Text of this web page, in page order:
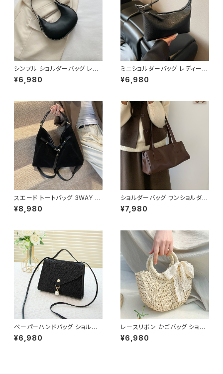
シンプル ショルダーバッグ レデ
ィースバッグ ワンショルダー 肩
掛け カジュアル PUレザー 高見
¥6,980
ミニショルダーバッグ レディース
ワンショルダーバッグ 無地 シン
プル バッグ 斜めがけ 大人可愛
0193
¥6,980
スエード トートバッグ 3WAY シ
ョルダーバッグ レディース バッ
グ 斜めがけ 軽量 A4収納 大容
おしゃれ 通勤通学 黒 茶色 ダー
クブラウン K-B0204
¥8,980
ショルダーバッグ ワンショルダー
フェイクレザー バッグ レディー
ス 韓国 シンプル 大人可愛い ブ
¥7,980
ペーパーハンドバッグ ショルダ
ーバッグ パールチャームバッグ
レディース バック 軽量 カジュア
¥6,980
レースリボン かごバッグ ショル
ダーバッグ レディース 韓国風
春夏 ナチュラルスタイル リゾー
¥6,980